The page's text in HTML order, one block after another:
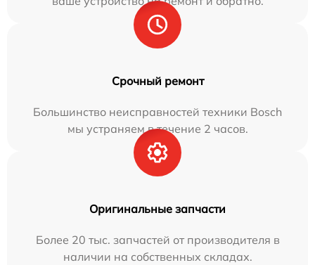
Срочный ремонт
Большинство неисправностей техники Bosch
мы устраняем в течение 2 часов.
Оригинальные запчасти
Более 20 тыс. запчастей от производителя в
наличии на собственных складах.